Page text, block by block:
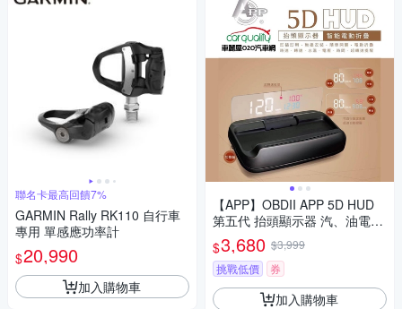
聯名卡最高回饋7%
GARMIN Rally RK110 自行車
專用 單感應功率計
$20,990
加入購物車
【APP】OBDII APP 5D HUD
第五代 抬頭顯示器 汽、油電車
通用 送安裝(車麗屋)
$3,680 $3,999
挑戰低價
券
加入購物車